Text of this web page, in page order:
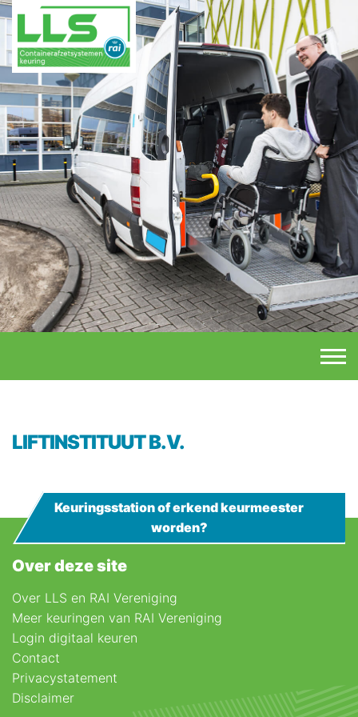
LIFTINSTITUUT B.V.
Over deze site
Over LLS en RAI Vereniging
Meer keuringen van RAI Vereniging
Login digitaal keuren
Contact
Privacystatement
Disclaimer
Keuringsstation of erkend keurmeester
worden?